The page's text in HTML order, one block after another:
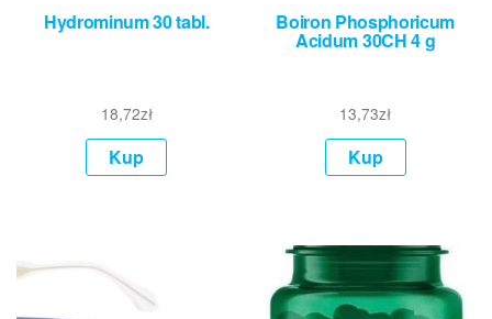
Hydrominum 30 tabl.
18,72zł
Kup
Boiron Phosphoricum
Acidum 30CH 4 g
13,73zł
Kup